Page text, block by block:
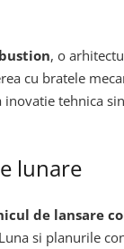
, o
cu bratele
tehnica
lunare
de lansare
si planurile